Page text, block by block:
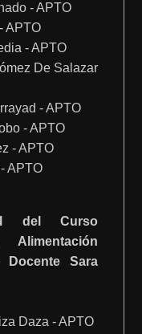
- APTO
APTO
- APTO
De Salazar
- APTO
- APTO
- APTO
APTO
del Curso
Docente Sara
Daza - APTO